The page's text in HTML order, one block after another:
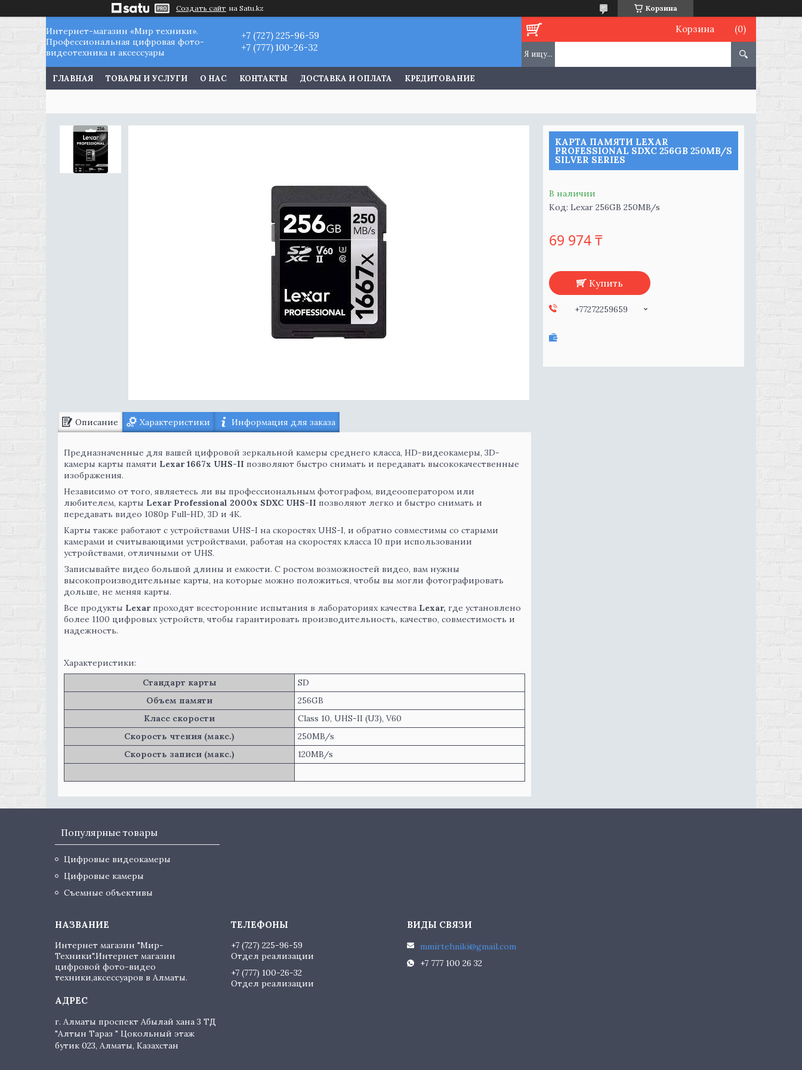
Создать сайт на Satu.kz Корзина
Интернет-магазин «Мир техники».
Профессиональная цифровая фото-
видеотехника и аксессуары
+7 (727) 225-96-59
+7 (777) 100-26-32
Корзина
ГЛАВНАЯ ТОВАРЫ И УСЛУГИ О НАС КОНТАКТЫ ДОСТАВКА И ОПЛАТА КРЕДИТОВАНИЕ
Описание Характеристики Информация для заказа
Предназначенные для вашей цифровой зеркальной камеры среднего класса, HD-видеокамеры, 3D-
камеры карты памяти Lexar 1667x UHS-II позволяют быстро снимать и передавать высококачественные
изображения.
Независимо от того, являетесь ли вы профессиональным фотографом, видеооператором или
любителем, карты Lexar Professional 2000x SDXC UHS-II позволяют легко и быстро снимать и
передавать видео 1080p Full-HD, 3D и 4K.
Карты также работают с устройствами UHS-I на скоростях UHS-I, и обратно совместимы со старыми
камерами и считывающими устройствами, работая на скоростях класса 10 при использовании
устройствами, отличными от UHS.
Записывайте видео большой длины и емкости. С ростом возможностей видео, вам нужны
высокопроизводительные карты, на которые можно положиться, чтобы вы могли фотографировать
дольше, не меняя карты.
Все продукты Lexarпроходят всесторонние испытания в лабораториях качества Lexar, где установлено
более 1100 цифровых устройств, чтобы гарантировать производительность, качество, совместимость и
надежность.
Характеристики:
Стандарт карты
SD
Объем памяти
256GB
Класс скорости
Class 10, UHS-II (U3), V60
Скорость чтения (макс.)
250MB/s
Скорость записи (макс.)
120MB/s
КАРТА ПАМЯТИ LEXAR
PROFESSIONAL SDXC 256GB 250MB/S
SILVER SERIES
В наличии
Код: Lexar 256GB 250MB/s
69 974 ₸
Купить
+77272259659
Популярные товары
Цифровые видеокамеры
Цифровые камеры
Съемные объективы
Интернет магазин "Мир-
Техники".Интернет магазин
цифровой фото-видео
техники,аксессуаров в Алматы.
г. Алматы проспект Абылай хана 3 ТД
"Алтын Тараз " Цокольный этаж
бутик 023, Алматы, Казахстан
+7 (727) 225-96-59
Отдел реализации
+7 (777) 100-26-32
Отдел реализации
mmirtehniki@gmail.com
+7 777 100 26 32